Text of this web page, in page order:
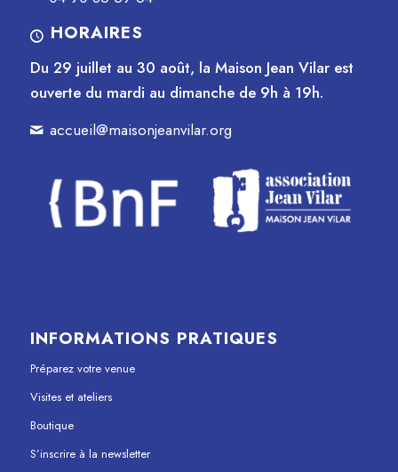
HORAIRES
Du 29 juillet au 30 août, la Maison Jean Vilar est
ouverte du mardi au dimanche de 9h à 19h.
accueil@maisonjeanvilar.org
INFORMATIONS PRATIQUES
Préparez votre venue
Visites et ateliers
Boutique
S’inscrire à la newsletter